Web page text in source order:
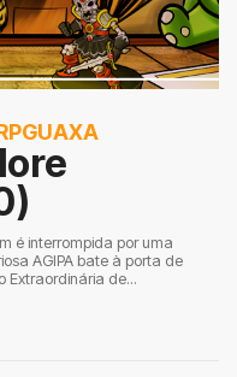
é interrompida por uma
AGIPA bate à porta de
de...